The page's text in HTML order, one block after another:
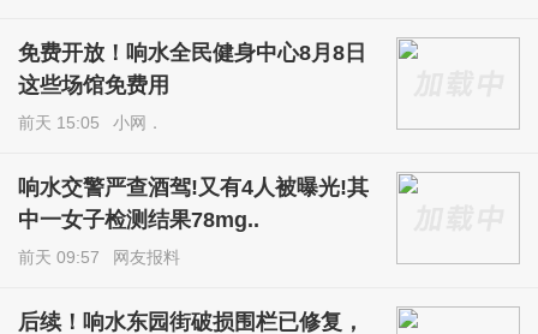
免费开放！响水全民健身中心8月8日
这些场馆免费用
前天 15:05 小网．
响水交警严查酒驾!又有4人被曝光!其
中一女子检测结果78mg..
前天 09:57 网友报料
后续！响水东园街破损围栏已修复，